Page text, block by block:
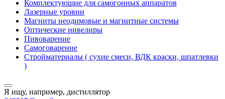
Комплектующие для самогонных аппаратов
Лазерные уровни
Магниты неодимовые и магнитные системы
Оптические нивелиры
Пивоварение
Самоговарение
Стройматериалы ( сухие смеси, ВДК краски, шпатлевки
)
Я ищу, например, дистиллятор